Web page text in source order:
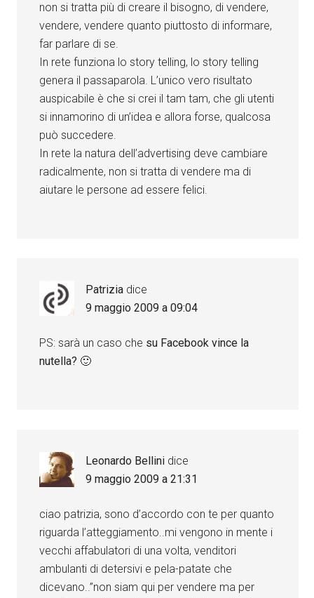
non si tratta più di creare il bisogno, di vendere,
vendere, vendere quanto piuttosto di informare,
far parlare di se.
In rete funziona lo story telling, lo story telling
genera il passaparola. L’unico vero risultato
auspicabile è che si crei il tam tam, che gli utenti
si innamorino di un’idea e allora forse, qualcosa
può succedere.
In rete la natura dell’advertising deve cambiare
radicalmente, non si tratta di vendere ma di
aiutare le persone ad essere felici.
Patrizia dice
9 maggio 2009 a 09:04
PS: sarà un caso che su Facebook vince la
nutella? 🙂
Leonardo Bellini dice
9 maggio 2009 a 21:31
ciao patrizia, sono d’accordo con te per quanto
riguarda l’atteggiamento..mi vengono in mente i
vecchi affabulatori di una volta, venditori
ambulanti di detersivi e pela-patate che
dicevano..”non siam qui per vendere ma per